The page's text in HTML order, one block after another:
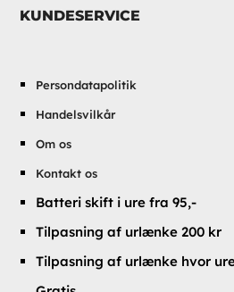
KUNDESERVICE
Persondatapolitik
Handelsvilkår
Om os
Kontakt os
Batteri skift i ure fra 95,-
Tilpasning af urlænke 200 kr
Tilpasning af urlænke hvor